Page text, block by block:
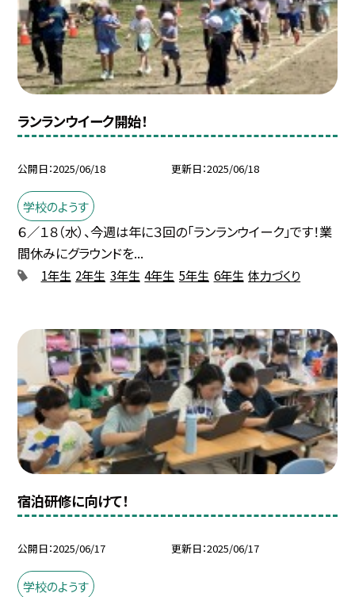
ランランウイーク開始！
公開日 2025/06/18 更新日 2025/06/18
学校のようす
６／１８（水）、今週は年に３回の「ランランウイーク」です！業
間休みにグラウンドを...
1年生 2年生 3年生 4年生 5年生 6年生 体力づくり
宿泊研修に向けて！
公開日 2025/06/17 更新日 2025/06/17
学校のようす